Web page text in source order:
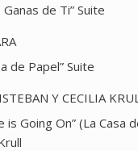
Ganas de Ti” Suite
de Papel” Suite
Y CECILIA
is Going On” (La Casa